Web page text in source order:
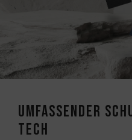
Umfassender
Tech